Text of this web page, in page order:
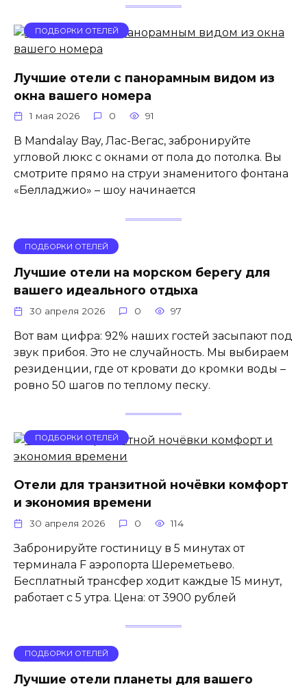
ПОДБОРКИ ОТЕЛЕЙ
Лучшие отели с панорамным видом из
окна вашего номера
1 мая 2026 0 91
В Mandalay Bay, Лас-Вегас, забронируйте
угловой люкс с окнами от пола до потолка. Вы
смотрите прямо на струи знаменитого фонтана
«Белладжио» – шоу начинается
ПОДБОРКИ ОТЕЛЕЙ
Лучшие отели на морском берегу для
вашего идеального отдыха
30 апреля 2026 0 97
Вот вам цифра: 92% наших гостей засыпают под
звук прибоя. Это не случайность. Мы выбираем
резиденции, где от кровати до кромки воды –
ровно 50 шагов по теплому песку.
ПОДБОРКИ ОТЕЛЕЙ
Отели для транзитной ночёвки комфорт
и экономия времени
30 апреля 2026 0 114
Забронируйте гостиницу в 5 минутах от
терминала F аэропорта Шереметьево.
Бесплатный трансфер ходит каждые 15 минут,
работает с 5 утра. Цена: от 3900 рублей
ПОДБОРКИ ОТЕЛЕЙ
Лучшие отели планеты для вашего